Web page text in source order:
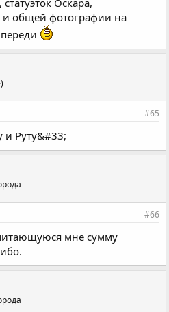
Оскара,
и общей фотографии на
#65
Руту&#33;
#66
мне сумму